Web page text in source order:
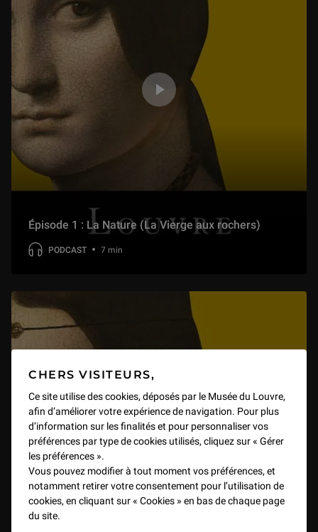
CHERS VISITEURS,
Ce site utilise des cookies, déposés par le Musée du Louvre,
afin d’améliorer votre expérience de navigation. Pour plus
d’information sur les finalités et pour personnaliser vos
préférences par type de cookies utilisés, cliquez sur « Gérer
les préférences ».
Vous pouvez modifier à tout moment vos préférences, et
notamment retirer votre consentement pour l’utilisation de
cookies, en cliquant sur « Cookies » en bas de chaque page
du site.
Épisode 1 : La Nature (La Vierge aux rochers)
PODCAST 7 min